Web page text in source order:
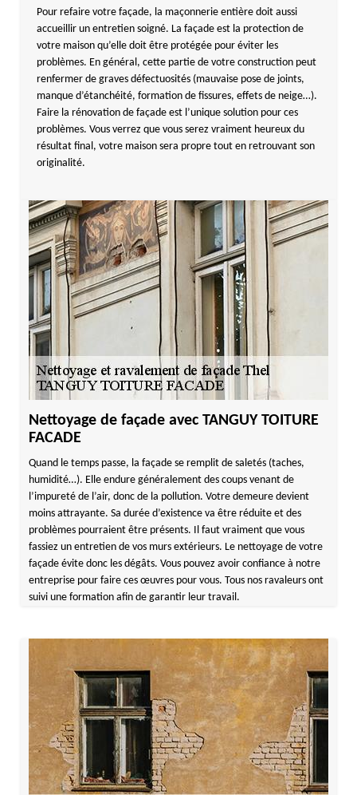
Pour refaire votre façade, la maçonnerie entière doit aussi
accueillir un entretien soigné. La façade est la protection de
votre maison qu’elle doit être protégée pour éviter les
problèmes. En général, cette partie de votre construction peut
renfermer de graves défectuosités (mauvaise pose de joints,
manque d’étanchéité, formation de fissures, effets de neige…).
Faire la rénovation de façade est l’unique solution pour ces
problèmes. Vous verrez que vous serez vraiment heureux du
résultat final, votre maison sera propre tout en retrouvant son
originalité.
Nettoyage de façade avec TANGUY TOITURE
FACADE
Quand le temps passe, la façade se remplit de saletés (taches,
humidité…). Elle endure généralement des coups venant de
l’impureté de l’air, donc de la pollution. Votre demeure devient
moins attrayante. Sa durée d’existence va être réduite et des
problèmes pourraient être présents. Il faut vraiment que vous
fassiez un entretien de vos murs extérieurs. Le nettoyage de votre
façade évite donc les dégâts. Vous pouvez avoir confiance à notre
entreprise pour faire ces œuvres pour vous. Tous nos ravaleurs ont
suivi une formation afin de garantir leur travail.